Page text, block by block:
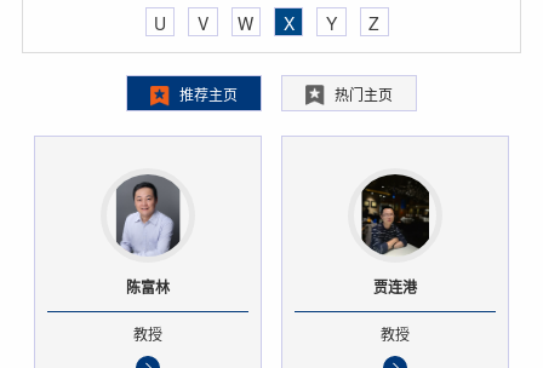
U
V W X Y Z
推荐主页 热门主页
陈富林
教授
贾连港
教授